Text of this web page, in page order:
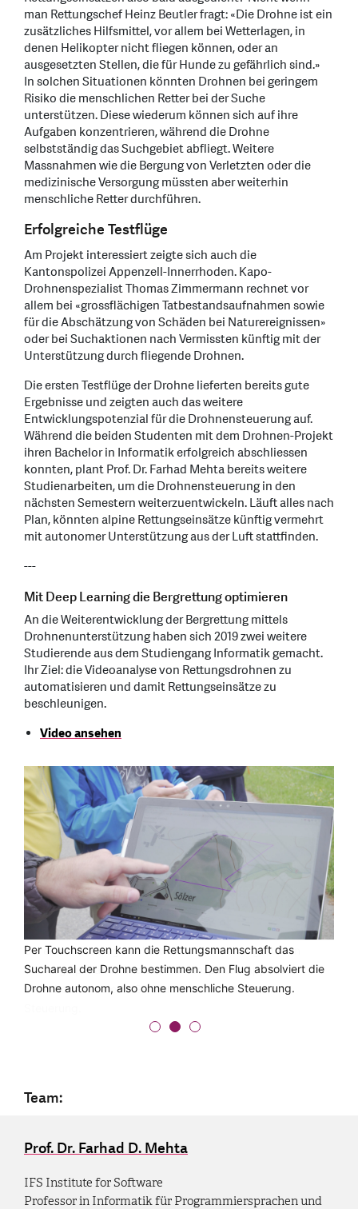
man Rettungschef Heinz Beutler fragt: «Die Drohne ist ein
zusätzliches Hilfsmittel, vor allem bei Wetterlagen, in
denen Helikopter nicht fliegen können, oder an
ausgesetzten Stellen, die für Hunde zu gefährlich sind.»
In solchen Situationen könnten Drohnen bei geringem
Risiko die menschlichen Retter bei der Suche
unterstützen. Diese wiederum können sich auf ihre
Aufgaben konzentrieren, während die Drohne
selbstständig das Suchgebiet abfliegt. Weitere
Massnahmen wie die Bergung von Verletzten oder die
medizinische Versorgung müssten aber weiterhin
menschliche Retter durchführen.
Erfolgreiche Testflüge
Am Projekt interessiert zeigte sich auch die
Kantonspolizei Appenzell-Innerrhoden. Kapo-
Drohnenspezialist Thomas Zimmermann rechnet vor
allem bei «grossflächigen Tatbestandsaufnahmen sowie
für die Abschätzung von Schäden bei Naturereignissen»
oder bei Suchaktionen nach Vermissten künftig mit der
Unterstützung durch fliegende Drohnen.
Die ersten Testflüge der Drohne lieferten bereits gute
Ergebnisse und zeigten auch das weitere
Entwicklungspotenzial für die Drohnensteuerung auf.
Während die beiden Studenten mit dem Drohnen-Projekt
ihren Bachelor in Informatik erfolgreich abschliessen
konnten, plant Prof. Dr. Farhad Mehta bereits weitere
Studienarbeiten, um die Drohnensteuerung in den
nächsten Semestern weiterzuentwickeln. Läuft alles nach
Plan, könnten alpine Rettungseinsätze künftig vermehrt
mit autonomer Unterstützung aus der Luft stattfinden.
---
Mit Deep Learning die Bergrettung optimieren
An die Weiterentwicklung der Bergrettung mittels
Drohnenunterstützung haben sich 2019 zwei weitere
Studierende aus dem Studiengang Informatik gemacht.
Ihr Ziel: die Videoanalyse von Rettungsdrohnen zu
automatisieren und damit Rettungseinsätze zu
beschleunigen.
Video ansehen
Bei einem Testflug mit Vertretern der Rettungsstation
Schwägalp-Säntis und der Kantonspolizei Appenzell-
Innerrhoden testen HSR Studierende ihre Drohnen-
Per Touchscreen kann die Rettungsmannschaft das
Suchareal der Drohne bestimmen. Den Flug absolviert die
Drohne autonom, also ohne menschliche Steuerung.
Team:
Prof. Dr. Farhad D. Mehta
IFS Institute for Software
Professor in Informatik für Programmiersprachen und